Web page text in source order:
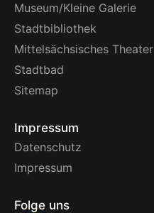
Museum/Kleine Galerie
Stadtbibliothek
Mittelsächsisches Theater
Stadtbad
Sitemap
Impressum
Datenschutz
Impressum
Folge uns